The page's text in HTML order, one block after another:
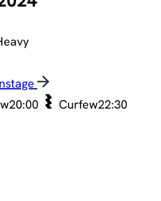
20:00 Curfew22:30